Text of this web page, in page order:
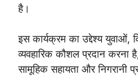
है।
इस कार्यक्रम का उद्देश्य युवाओं,
व्यवहारिक कौशल प्रदान करना
सामूहिक सहायता और निगरानी